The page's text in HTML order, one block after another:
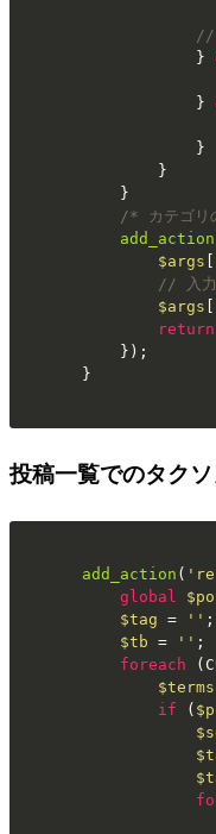
//
			}
			}
/* カテゴリ
add_action
$args
// 入力
$args
return
}
投稿一覧でのタク
add_action (
global
$tag = '' ;
$tb = '' ;
foreach
$terms
if (